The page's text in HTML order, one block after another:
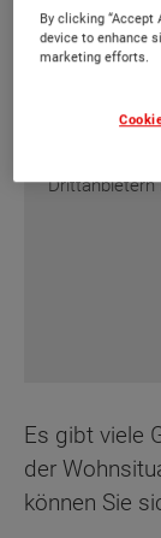
Phase 1
Für die
Drittanbietern
Es gibt viele
der
können Sie
By clicking “Accept
device to enhance
marketing efforts.